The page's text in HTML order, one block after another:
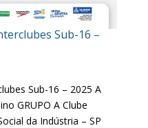
Sub-16 –
Sub-16 – 2025 A
GRUPO A Clube
da Indústria – SP